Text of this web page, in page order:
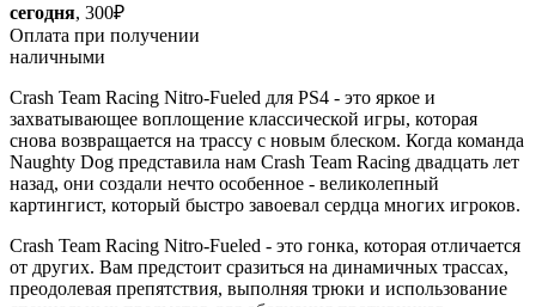
сегодня, 300₽
Оплата при получении
наличными
Crash Team Racing Nitro-Fueled для PS4 - это яркое и
захватывающее воплощение классической игры, которая
снова возвращается на трассу с новым блеском. Когда команда
Naughty Dog представила нам Crash Team Racing двадцать лет
назад, они создали нечто особенное - великолепный
картингист, который быстро завоевал сердца многих игроков.
Crash Team Racing Nitro-Fueled - это гонка, которая отличается
от других. Вам предстоит сразиться на динамичных трассах,
преодолевая препятствия, выполняя трюки и использование